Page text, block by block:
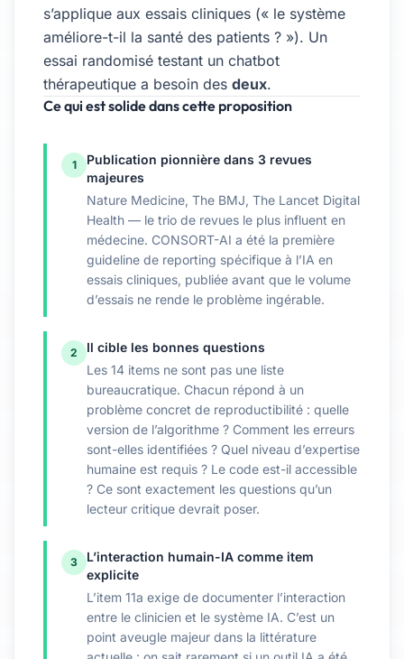
s’applique aux essais cliniques (« le système
améliore-t-il la santé des patients ? »). Un
essai randomisé testant un chatbot
thérapeutique a besoin des deux.
Ce qui est solide dans cette proposition
1
Publication pionnière dans 3 revues
majeures
Nature Medicine, The BMJ, The Lancet Digital
Health — le trio de revues le plus influent en
médecine. CONSORT-AI a été la première
guideline de reporting spécifique à l’IA en
essais cliniques, publiée avant que le volume
d’essais ne rende le problème ingérable.
2
Il cible les bonnes questions
Les 14 items ne sont pas une liste
bureaucratique. Chacun répond à un
problème concret de reproductibilité : quelle
version de l’algorithme ? Comment les erreurs
sont-elles identifiées ? Quel niveau d’expertise
humaine est requis ? Le code est-il accessible
? Ce sont exactement les questions qu’un
lecteur critique devrait poser.
3
L’interaction humain-IA comme item
explicite
L’item 11a exige de documenter l’interaction
entre le clinicien et le système IA. C’est un
point aveugle majeur dans la littérature